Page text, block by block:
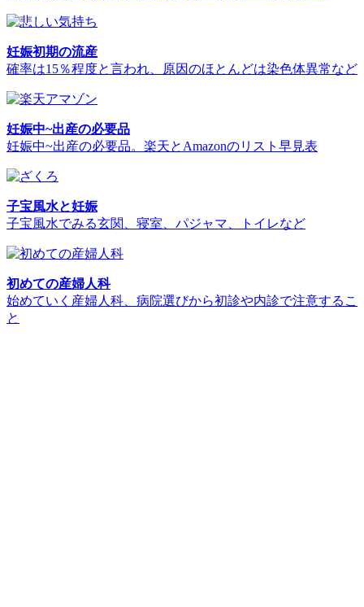
妊娠初期の流産
確率は15％程度と言われ、原因のほとんどは染色体異常など
妊娠中~出産の必要品
妊娠中~出産の必要品。楽天とAmazonのリスト早見表
子宝風水と妊娠
子宝風水でみる玄関、寝室、パジャマ、トイレなど
初めての産婦人科
始めていく産婦人科、病院選びから初診や内診で注意するこ
と